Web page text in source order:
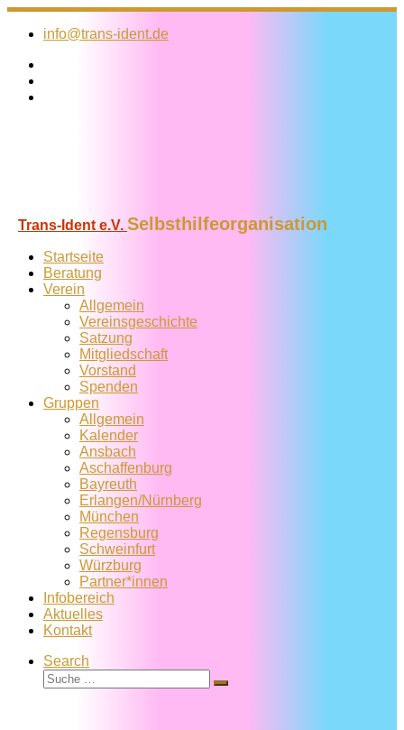
Zum
Inhalt
info@trans-ident.de
Trans-Ident e.V. Selbsthilfeorganisation
Startseite
Beratung
Verein
Allgemein
Vereins­geschichte
Satzung
Mitglied­schaft
Vorstand
Spenden
Gruppen
Allgemein
Kalender
Ansbach
Aschaffenburg
Bayreuth
Erlangen/Nürnberg
München
Regensburg
Schweinfurt
Würzburg
Partner*innen
Infobereich
Aktuelles
Kontakt
Search
Suche
Suche